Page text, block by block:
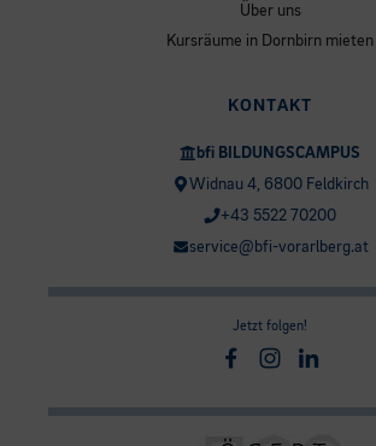
Über uns
Kursräume in Dornbirn mieten
KONTAKT
bfi BILDUNGSCAMPUS
Widnau 4, 6800 Feldkirch
+43 5522 70200
service@bfi-vorarlberg.at
Jetzt folgen!
Facebook
Instagram
Linkedin